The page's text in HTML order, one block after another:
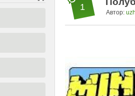
1
Автор: